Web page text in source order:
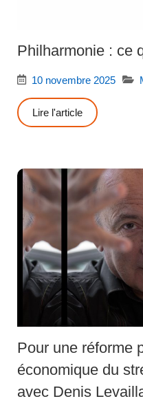
Philharmonie : ce
10 novembre 2025
Lire l'article
Pour une réforme
économique du
avec Denis